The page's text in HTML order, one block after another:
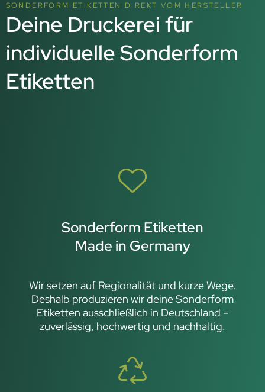
SONDERFORM ETIKETTEN DIREKT VOM HERSTELLER
Deine Druckerei für
individuelle Sonderform
Etiketten
Sonderform Etiketten
Made in Germany
Wir setzen auf Regionalität und kurze Wege.
Deshalb produzieren wir deine Sonderform
Etiketten ausschließlich in Deutschland –
zuverlässig, hochwertig und nachhaltig.